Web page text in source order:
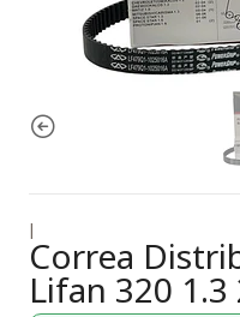
|
Correa
Lifan 320